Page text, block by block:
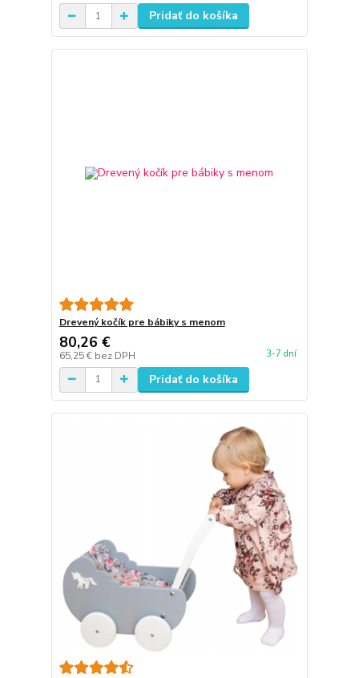
Pridať do košíka
Drevený kočík pre bábiky s menom
80,26 €
65,25 € bez DPH 3-7 dní
Pridať do košíka